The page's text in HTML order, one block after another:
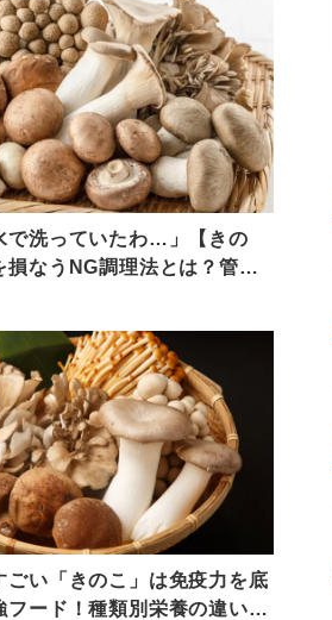
で洗っていたわ…」【きの
損なうNG調理法とは？管理
ごい「きのこ」は免疫力を底
フード！種類別栄養の違い